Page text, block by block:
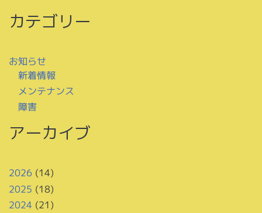
カテゴリー
お知らせ
新着情報
メンテナンス
障害
アーカイブ
2026 (14)
2025 (18)
2024 (21)